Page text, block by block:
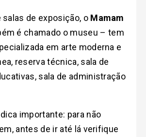
de exposição, o Mamam
é chamado o museu – tem
em arte moderna e
reserva técnica, sala de
sala de administração
importante: para não
antes de ir até lá verifique